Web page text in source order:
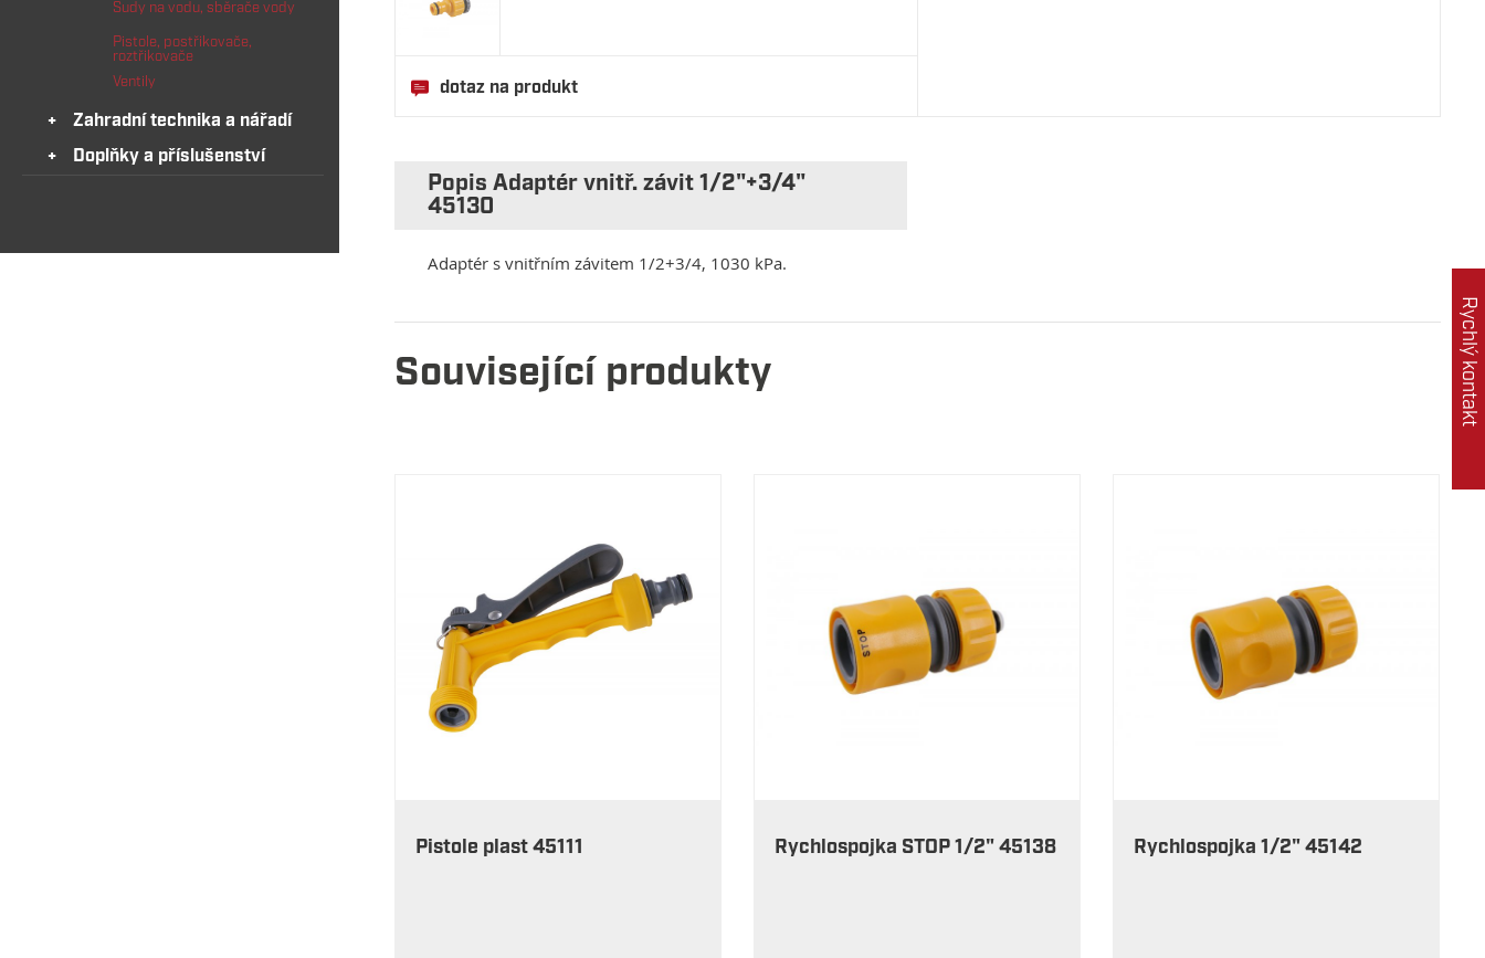
Sudy na vodu, sběrače vody
Pistole, postřikovače,
roztřikovače
Ventily
Zahradní technika a nářadí
Doplňky a příslušenství
dotaz na produkt
Popis Adaptér vnitř. závit 1/2"+3/4"
45130
Adaptér s vnitřním závitem 1/2+3/4, 1030 kPa.
Související produkty
Pistole plast 45111 Rychlospojka STOP 1/2" 45138 Rychlospojka 1/2" 45142
Rychlý kontakt